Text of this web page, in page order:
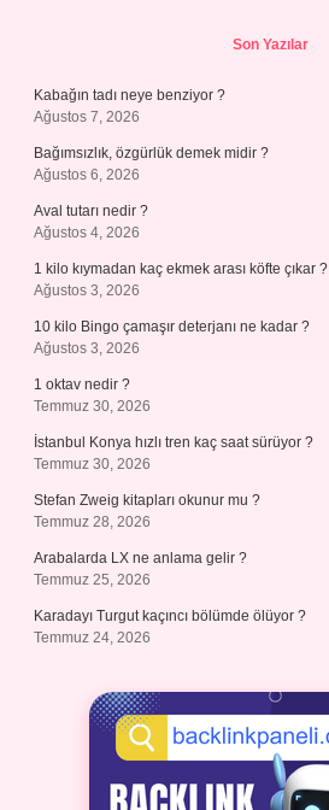
Son Yazılar
Kabağın tadı neye benziyor ?
Ağustos 7, 2026
Bağımsızlık, özgürlük demek midir ?
Ağustos 6, 2026
Aval tutarı nedir ?
Ağustos 4, 2026
1 kilo kıymadan kaç ekmek arası köfte çıkar ?
Ağustos 3, 2026
10 kilo Bingo çamaşır deterjanı ne kadar ?
Ağustos 3, 2026
1 oktav nedir ?
Temmuz 30, 2026
İstanbul Konya hızlı tren kaç saat sürüyor ?
Temmuz 30, 2026
Stefan Zweig kitapları okunur mu ?
Temmuz 28, 2026
Arabalarda LX ne anlama gelir ?
Temmuz 25, 2026
Karadayı Turgut kaçıncı bölümde ölüyor ?
Temmuz 24, 2026